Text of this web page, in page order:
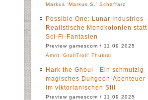
Markus 'Markus S.' Schaffarz
Possible One: Lunar Industries -
Realistische Mondkolonien statt
Sci-Fi-Fantasien
Preview gamescom / 11.09.2025
Amrit 'GrollTroll' Thukral
Hark the Ghoul - Ein schmutzig-
magisches Dungeon-Abenteuer
im viktorianischen Stil
Preview gamescom / 11.09.2025